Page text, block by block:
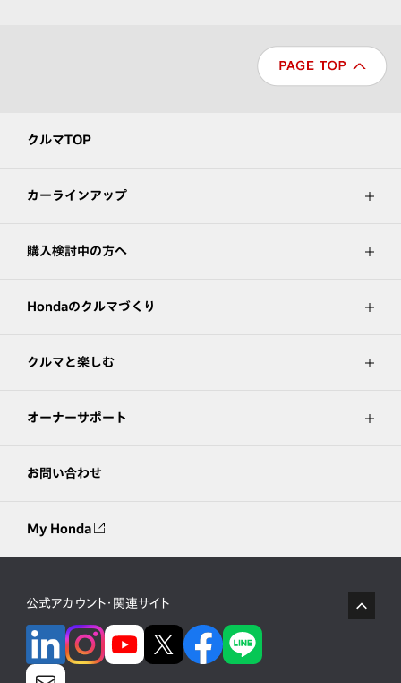
クルマTOP
カーラインアップ
購入検討中の方へ
Hondaのクルマづくり
クルマと楽しむ
オーナーサポート
お問い合わせ
My Honda
公式アカウント・関連サイト